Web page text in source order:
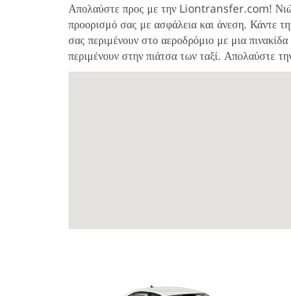
Απολαύστε προς με την Liontransfer.com!
προορισμό σας με ασφάλεια και άνεση. Κάντε
σας περιμένουν στο αεροδρόμιο με μια
περιμένουν στην πιάτσα των ταξί.